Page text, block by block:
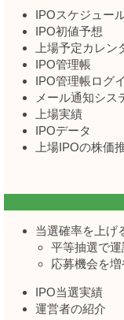
IPOスケジュー
IPO初値予想
上場予定カレン
IPO管理帳
IPO管理帳ログ
メール通知シス
上場実績
IPOデータ
上場IPOの株価
当選確率を上げ
平等抽選で運
応募機会を増
IPO当選実績
運営者の紹介